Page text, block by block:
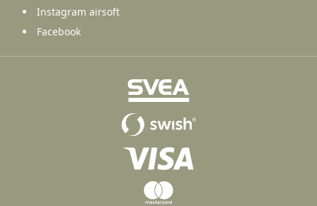
Instagram airsoft
Facebook